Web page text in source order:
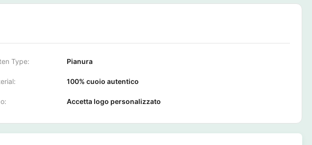
Type: Pianura
100% cuoio autentico
Accetta logo personalizzato